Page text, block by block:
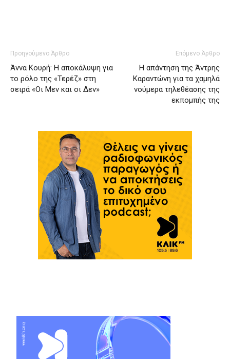
Προηγούμενο Άρθρο
Άννα Κουρή: Η αποκάλυψη για
το ρόλο της «Τερέζ» στη
σειρά «Οι Μεν και οι Δεν»
Επόμενο Άρθρο
Η απάντηση της Άντρης
Καραντώνη για τα χαμηλά
νούμερα τηλεθέασης της
εκπομπής της